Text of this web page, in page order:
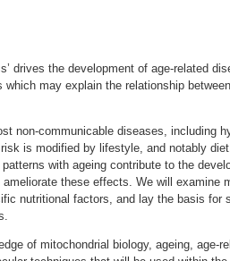
drives the development of age-related
may explain the relationship
non-communicable diseases, including
is modified by lifestyle, and notably
with ageing contribute to the
these effects. We will examine
nutritional factors, and lay the basis for
of mitochondrial biology, ageing, age-